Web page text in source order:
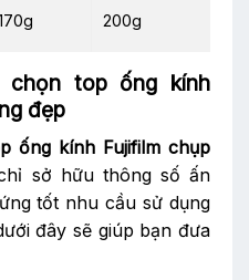
200g
top ống kính
đẹp
ống kính Fujifilm chụp
sở hữu thông số ấn
tốt nhu cầu sử dụng
đây sẽ giúp bạn đưa